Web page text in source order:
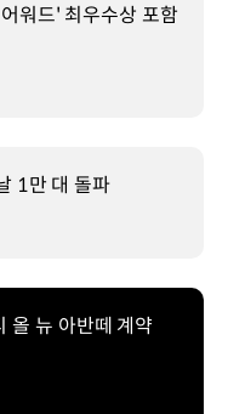
워드' 최우수상 포함
1만 대 돌파
올 뉴 아반떼 계약